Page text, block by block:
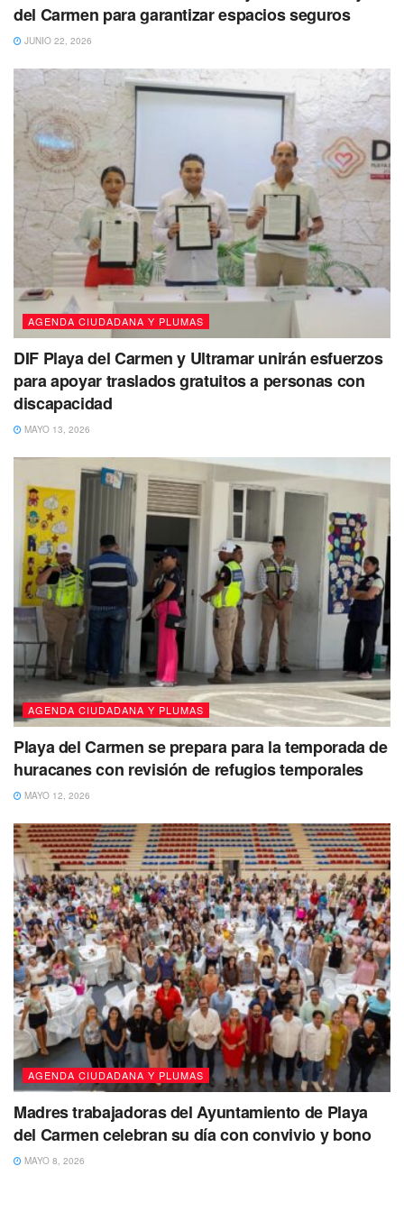
Tales publicaciones se han virilizado en las redes
sociales, generando cientos de comentarios de apoyo a
las mujeres que han sacado adelante a sus hijos solas.
Tags: Cozumel violencia de genero
del Carmen para garantizar espacios seguros
JUNIO 22, 2026
AGENDA CIUDADANA Y PLUMAS
DIF Playa del Carmen y Ultramar unirán esfuerzos
para apoyar traslados gratuitos a personas con
discapacidad
MAYO 13, 2026
AGENDA CIUDADANA Y PLUMAS
Playa del Carmen se prepara para la temporada de
huracanes con revisión de refugios temporales
MAYO 12, 2026
AGENDA CIUDADANA Y PLUMAS
Madres trabajadoras del Ayuntamiento de Playa
del Carmen celebran su día con convivio y bono
MAYO 8, 2026